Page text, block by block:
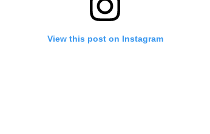
View this post on Instagram